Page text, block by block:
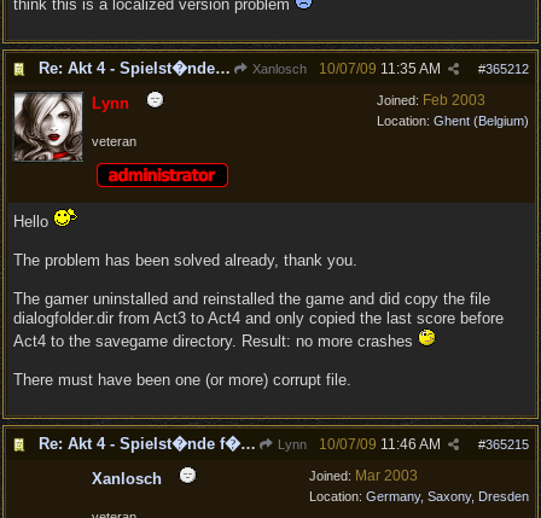
think this is a localized version problem
Re: Akt 4 - Spielst�nde f�hren zum Spielabsturz Xanlosch #365212
10/07/09 11:35 AM
Joined: Feb 2003
Location: Ghent (Belgium)
Lynn
veteran
Hello
The problem has been solved already, thank you.
The gamer uninstalled and reinstalled the game and did copy the file
dialogfolder.dir from Act3 to Act4 and only copied the last score before
Act4 to the savegame directory. Result: no more crashes
There must have been one (or more) corrupt file.
Re: Akt 4 - Spielst�nde f�hren zum Spielabsturz Lynn #365215
10/07/09 11:46 AM
Joined: Mar 2003
Location: Germany, Saxony, Dresden
Xanlosch